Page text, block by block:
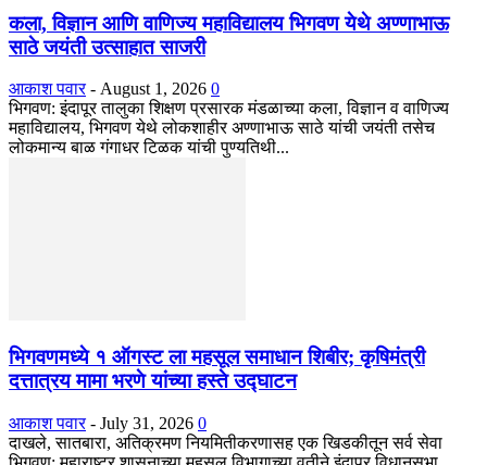
कला, विज्ञान आणि वाणिज्य महाविद्यालय भिगवण येथे अण्णाभाऊ
साठे जयंती उत्साहात साजरी
आकाश पवार - August 1, 2026 0
भिगवण: इंदापूर तालुका शिक्षण प्रसारक मंडळाच्या कला, विज्ञान व वाणिज्य
महाविद्यालय, भिगवण येथे लोकशाहीर अण्णाभाऊ साठे यांची जयंती तसेच
लोकमान्य बाळ गंगाधर टिळक यांची पुण्यतिथी...
भिगवणमध्ये १ ऑगस्ट ला महसूल समाधान शिबीर; कृषिमंत्री
दत्तात्रय मामा भरणे यांच्या हस्ते उद्घाटन
आकाश पवार - July 31, 2026 0
दाखले, सातबारा, अतिक्रमण नियमितीकरणासह एक खिडकीतून सर्व सेवा